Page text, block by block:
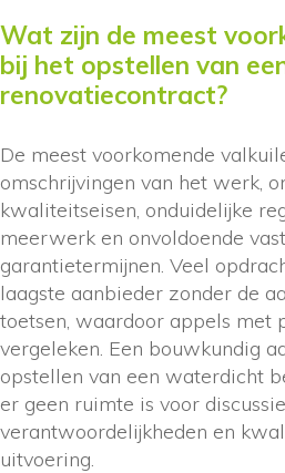
Wat zijn de meest
bij het opstellen van
renovatiecontract?
De meest voorkomende
omschrijvingen van het werk,
kwaliteitseisen, onduidelijke
meerwerk en onvoldoende
garantietermijnen. Veel
laagste aanbieder zonder de
toetsen, waardoor appels met
vergeleken. Een bouwkundig
opstellen van een waterdicht
er geen ruimte is voor
verantwoordelijkheden en
uitvoering.